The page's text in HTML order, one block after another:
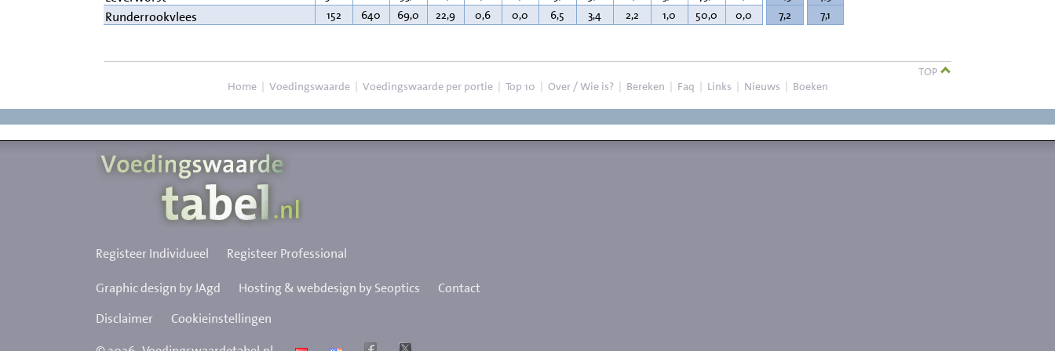
Runderrookvlees 152 640 69,0 22,9 0,6 0,0 6,5 3,4 2,2 1,0 50,0 0,0 7,2 7,1
TOP
Home | Voedingswaarde | Voedingswaarde per portie | Top 10 | Over / Wie is? | Bereken | Faq | Links | Nieuws | Boeken
Registeer Individueel Registeer Professional
Graphic design by JAgd Hosting & webdesign by Seoptics
Contact
Disclaimer
Cookieinstellingen